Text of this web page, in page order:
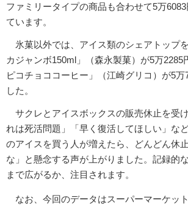
ファミリータイプの商品も合わせて5万
ています。
氷菓以外では、アイス類のシェアトップ
カジャンボ150ml」（森永製菓）が5万2285
ピコチョココーヒー」（江崎グリコ）が5万
した。
サクレとアイスボックスの販売休止を受
れは死活問題」「早く復活してほしい」な
のアイスを買う人が増えたら、どんどん休
な」と懸念する声が上がりました。記録的
まで広がるか、注目されます。
なお、今回のデータはスーパーマーケッ